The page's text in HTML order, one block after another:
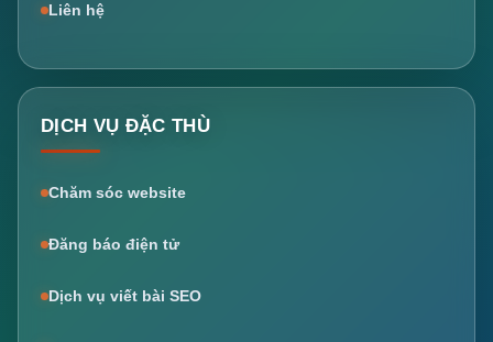
Liên hệ
DỊCH VỤ ĐẶC THÙ
Chăm sóc website
Đăng báo điện tử
Dịch vụ viết bài SEO